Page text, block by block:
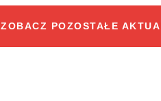
ZOBACZ POZOSTAŁE